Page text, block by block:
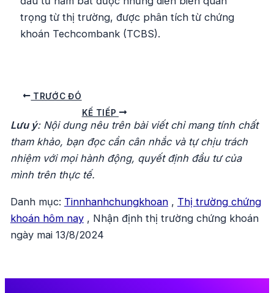
trọng từ thị trường, được phân tích từ chứng
khoán Techcombank (TCBS).
Điều
bài
viết
TRƯỚC ĐÓ
KẾ TIẾP
Lưu ý: Nội dung nêu trên bài viết chỉ mang tính chất
tham khảo, bạn đọc cần cân nhắc và tự chịu trách
nhiệm với mọi hành động, quyết định đầu tư của
mình trên thực tế.
Danh mục: Tinnhanhchungkhoan, Thị trường chứng
khoán hôm nay, Nhận định thị trường chứng khoán
ngày mai 13/8/2024